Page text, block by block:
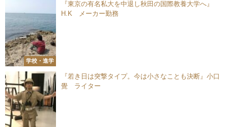
学校・進学
『東京の有名私大を中退し秋田の国際教養大学へ』
H.K メーカー勤務
『若き日は突撃タイプ。今は小さなことも決断』小口
覺 ライター